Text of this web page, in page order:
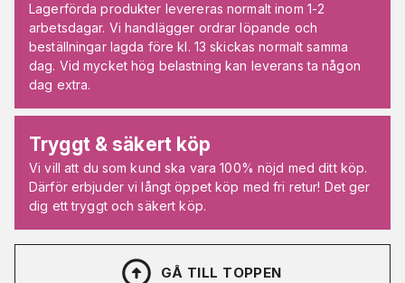
Lagerförda produkter levereras normalt inom 1-2
arbetsdagar. Vi handlägger ordrar löpande och
beställningar lagda före kl. 13 skickas normalt samma
dag. Vid mycket hög belastning kan leverans ta någon
dag extra.
Tryggt & säkert köp
Vi vill att du som kund ska vara 100% nöjd med ditt köp.
Därför erbjuder vi långt öppet köp med fri retur! Det ger
dig ett tryggt och säkert köp.
GÅ TILL TOPPEN